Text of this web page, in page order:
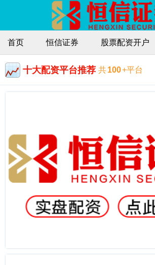
首页 恒信证券 股票配资开户
十大配资平台推荐 共100+平台